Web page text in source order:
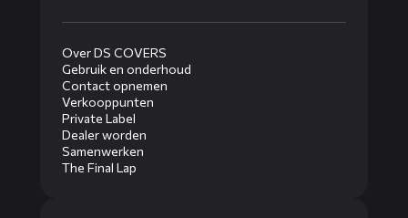
Over DS COVERS
Gebruik en onderhoud
Contact opnemen
Verkooppunten
Private Label
Dealer worden
Samenwerken
The Final Lap